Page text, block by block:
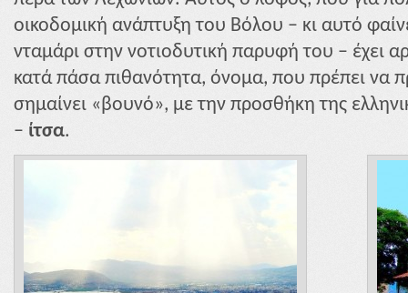
οικοδομική ανάπτυξη του Βόλου – κι αυτό
νταμάρι στην νοτιοδυτική παρυφή του – έχει
κατά πάσα πιθανότητα, όνομα, που πρέπει να
σημαίνει «βουνό», με την προσθήκη της
– ίτσα.